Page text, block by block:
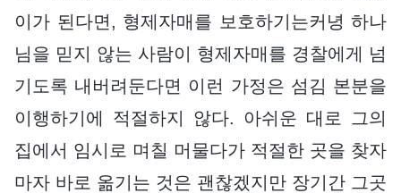
이가 된다면, 형제자매를 보호하기는커녕 하나
님을 믿지 않는 사람이 형제자매를 경찰에게 넘
기도록 내버려둔다면 이런 가정은 섬김 본분을
이행하기에 적절하지 않다. 아쉬운 대로 그의
집에서 임시로 며칠 머물다가 적절한 곳을 찾자
마자 바로 옮기는 것은 괜찮겠지만 장기간 그곳